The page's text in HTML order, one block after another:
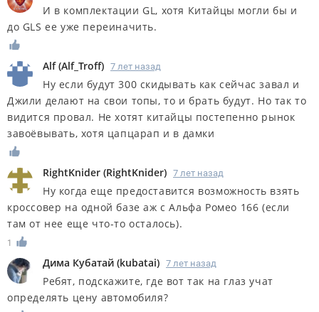
И в комплектации GL, хотя Китайцы могли бы и
до GLS ее уже переиначить.
Alf(Alf_Troff) 7 лет назад
Ну если будут 300 скидывать как сейчас завал и
Джили делают на свои топы, то и брать будут. Но так то
видится провал. Не хотят китайцы постепенно рынок
завоёвывать, хотя цапцарап и в дамки
RightKnider (RightKnider) 7 лет назад
Ну когда еще предоставится возможность взять
кроссовер на одной базе аж с Альфа Ромео 166 (если
там от нее еще что-то осталось).
1
Дима Кубатай (kubatai) 7 лет назад
Ребят, подскажите, где вот так на глаз учат
определять цену автомобиля?